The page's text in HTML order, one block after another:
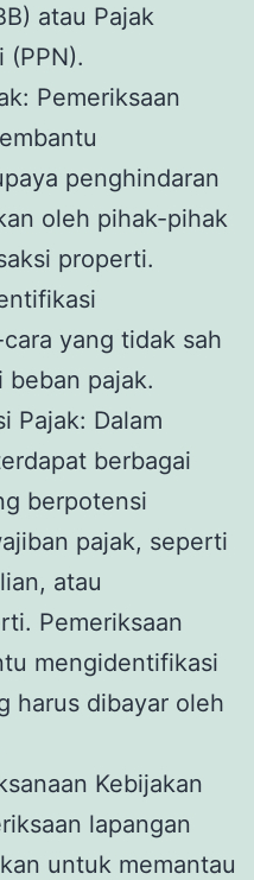
atau Pajak
(PPN).
Pemeriksaan
penghindaran
oleh pihak-pihak
properti.
yang tidak sah
beban pajak.
Pajak: Dalam
berbagai
berpotensi
pajak, seperti
atau
Pemeriksaan
mengidentifikasi
harus dibayar oleh
Kebijakan
lapangan
untuk memantau